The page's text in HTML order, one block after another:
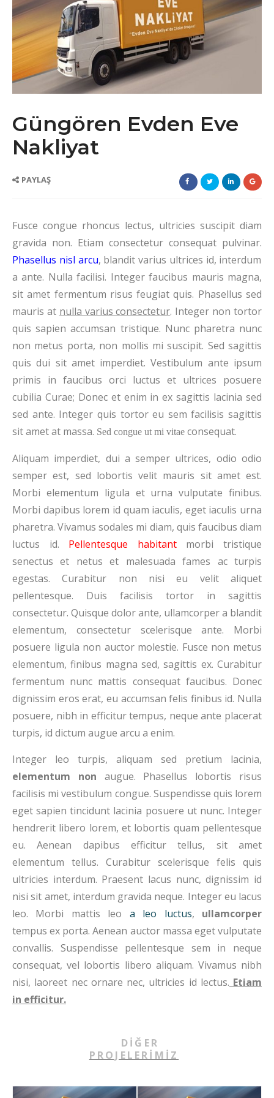
İLETİŞİM
Güngören Evden Eve
Nakliyat
PAYLAŞ
Fusce congue rhoncus lectus, ultricies suscipit diam
gravida non. Etiam consectetur consequat pulvinar.
Phasellus nisl arcu, blandit varius ultrices id, interdum
a ante. Nulla facilisi. Integer faucibus mauris magna,
sit amet fermentum risus feugiat quis. Phasellus sed
mauris at nulla varius consectetur. Integer non tortor
quis sapien accumsan tristique. Nunc pharetra nunc
non metus porta, non mollis mi suscipit. Sed sagittis
quis dui sit amet imperdiet. Vestibulum ante ipsum
primis in faucibus orci luctus et ultrices posuere
cubilia Curae; Donec et enim in ex sagittis lacinia sed
sed ante. Integer quis tortor eu sem facilisis sagittis
sit amet at massa. Sed congue ut mi vitae consequat.
Aliquam imperdiet, dui a semper ultrices, odio odio
semper est, sed lobortis velit mauris sit amet est.
Morbi elementum ligula et urna vulputate finibus.
Morbi dapibus lorem id quam iaculis, eget iaculis urna
pharetra. Vivamus sodales mi diam, quis faucibus diam
luctus id. Pellentesque habitantmorbi tristique
senectus et netus et malesuada fames ac turpis
egestas. Curabitur non nisi eu velit aliquet
pellentesque. Duis facilisis tortor in sagittis
consectetur. Quisque dolor ante, ullamcorper a blandit
elementum, consectetur scelerisque ante. Morbi
posuere ligula non auctor molestie. Fusce non metus
elementum, finibus magna sed, sagittis ex. Curabitur
fermentum nunc mattis consequat faucibus. Donec
dignissim eros erat, eu accumsan felis finibus id. Nulla
posuere, nibh in efficitur tempus, neque ante placerat
turpis, id dictum augue arcu a enim.
Integer leo turpis, aliquam sed pretium lacinia,
elementum non augue. Phasellus lobortis risus
facilisis mi vestibulum congue. Suspendisse quis lorem
eget sapien tincidunt lacinia posuere ut nunc. Integer
hendrerit libero lorem, et lobortis quam pellentesque
eu. Aenean dapibus efficitur tellus, sit amet
elementum tellus. Curabitur scelerisque felis quis
ultricies interdum. Praesent lacus nunc, dignissim id
nisi sit amet, interdum gravida neque. Integer eu lacus
leo. Morbi mattis leo a leo luctus, ullamcorper
tempus ex porta. Aenean auctor massa eget vulputate
convallis. Suspendisse pellentesque sem in neque
consequat, vel lobortis libero aliquam. Vivamus nibh
nisi, laoreet nec ornare nec, ultricies id lectus. Etiam
in efficitur.
DİĞER
PROJELERİMİZ